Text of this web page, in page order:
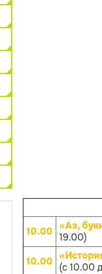
10.00 «Аз,
19.00)
10.00
(с 10.00